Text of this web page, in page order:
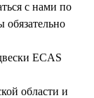
с нами по
ECAS
области и